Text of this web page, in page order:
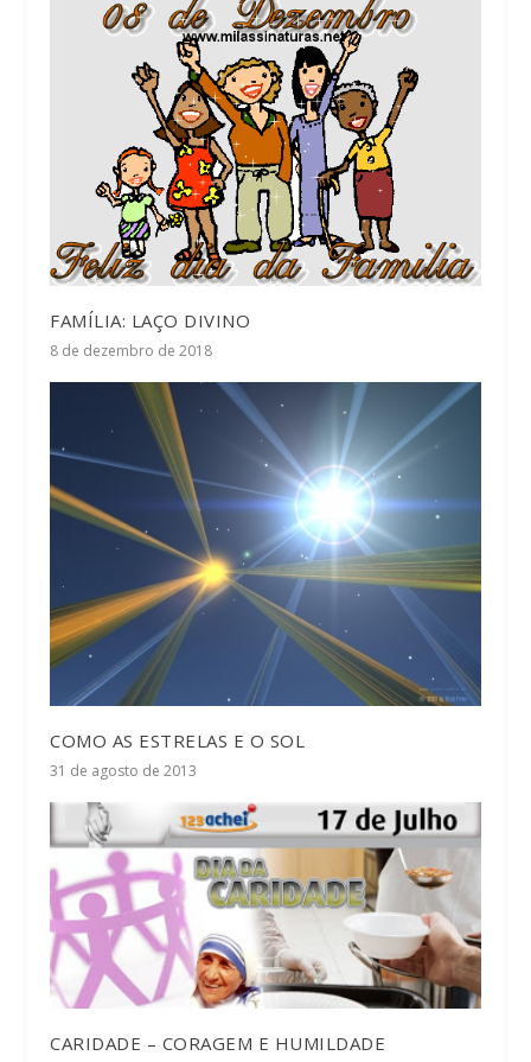
FAMÍLIA: LAÇO DIVINO
8 de dezembro de 2018
COMO AS ESTRELAS E O SOL
31 de agosto de 2013
CARIDADE – CORAGEM E HUMILDADE